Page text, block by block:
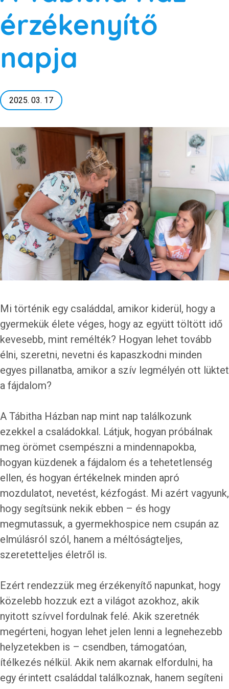
érzékenyítő
napja
2025. 03. 17
Mi történik egy családdal, amikor kiderül, hogy a
gyermekük élete véges, hogy az együtt töltött idő
kevesebb, mint remélték? Hogyan lehet tovább
élni, szeretni, nevetni és kapaszkodni minden
egyes pillanatba, amikor a szív legmélyén ott lüktet
a fájdalom?
A Tábitha Házban nap mint nap találkozunk
ezekkel a családokkal. Látjuk, hogyan próbálnak
meg örömet csempészni a mindennapokba,
hogyan küzdenek a fájdalom és a tehetetlenség
ellen, és hogyan értékelnek minden apró
mozdulatot, nevetést, kézfogást. Mi azért vagyunk,
hogy segítsünk nekik ebben – és hogy
megmutassuk, a gyermekhospice nem csupán az
elmúlásról szól, hanem a méltóságteljes,
szeretetteljes életről is.
Ezért rendezzük meg érzékenyítő napunkat, hogy
közelebb hozzuk ezt a világot azokhoz, akik
nyitott szívvel fordulnak felé. Akik szeretnék
megérteni, hogyan lehet jelen lenni a legnehezebb
helyzetekben is – csendben, támogatóan,
ítélkezés nélkül. Akik nem akarnak elfordulni, ha
egy érintett családdal találkoznak, hanem segíteni